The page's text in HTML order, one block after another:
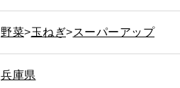
野菜 玉ねぎ スーパーアップ
兵庫県